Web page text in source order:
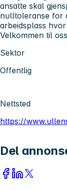
ansatte skal
nulltoleranse for
arbeidsplass
Velkommen til
Sektor
Offentlig
Nettsted
https://
Del